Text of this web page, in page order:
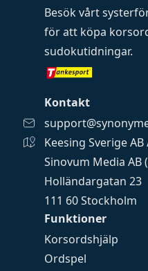
Funktioner
Korsordshjälp
Ordspel
Besök vårt
för att köpa
sudokutidningar.
Kontakt
Keesing Sverige AB
Sinovum Media AB
Holländargatan 23
111 60 Stockholm